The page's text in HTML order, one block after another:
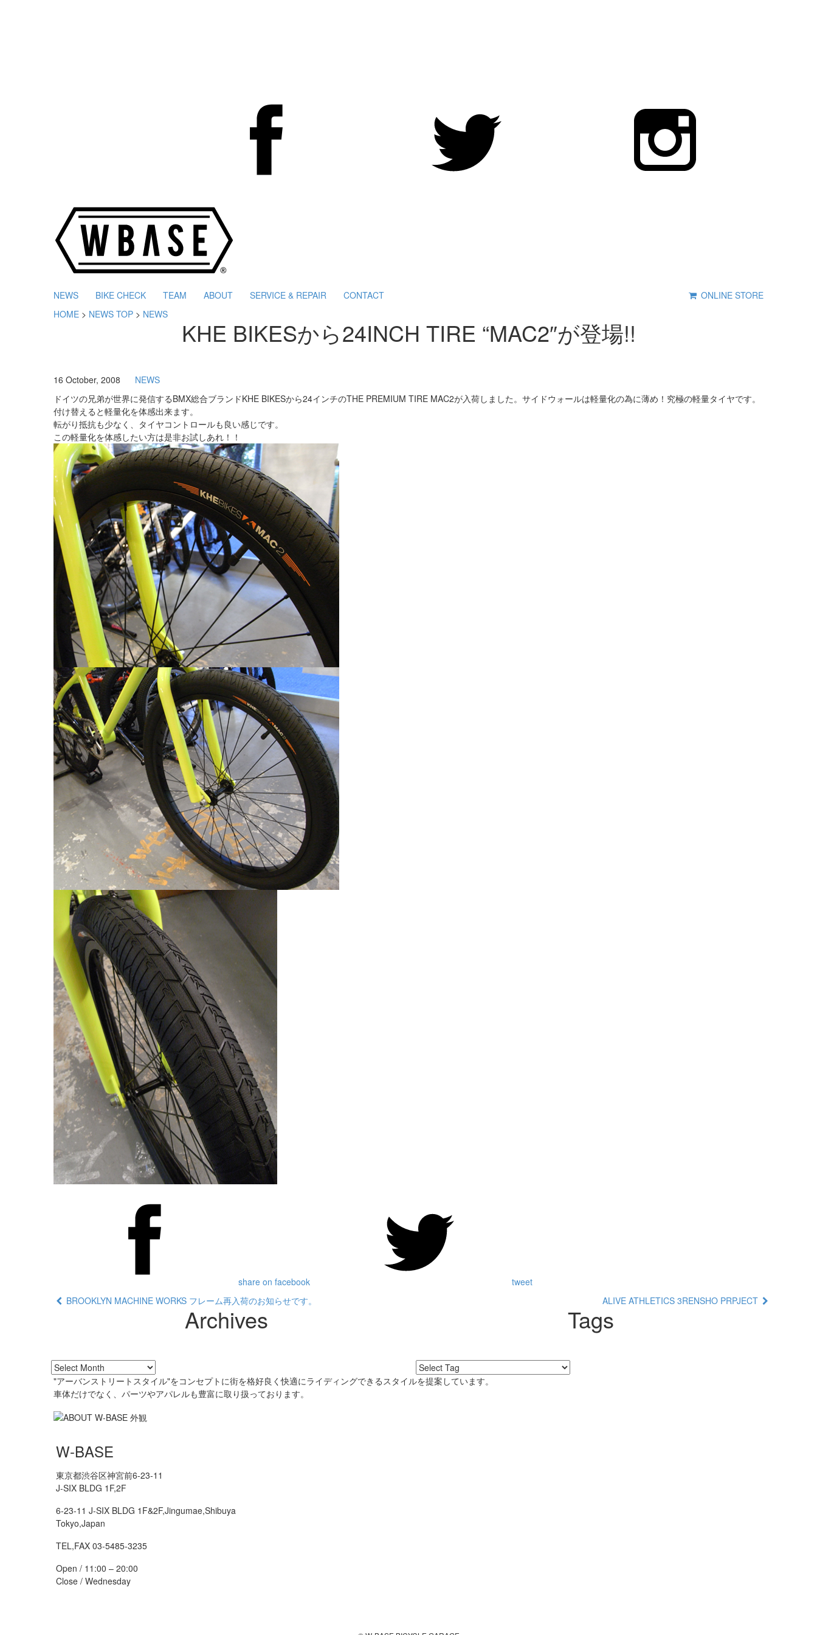
NEWS BIKE CHECK TEAM ABOUT SERVICE & REPAIR CONTACT
ONLINE STORE
HOME > NEWS TOP > NEWS
KHE BIKESから24INCH TIRE “MAC2″が登場!!
16 October, 2008
NEWS
ドイツの兄弟が世界に発信するBMX総合ブランドKHE BIKESから24インチのTHE PREMIUM TIRE MAC2が入荷しました。サイドウォールは軽量化の為に薄め！究極の軽量タイヤです。
付け替えると軽量化を体感出来ます。
転がり抵抗も少なく、タイヤコントロールも良い感じです。
この軽量化を体感したい方は是非お試しあれ！！
share on facebook
tweet
BROOKLYN MACHINE WORKS フレーム再入荷のお知らせです。
ALIVE ATHLETICS 3RENSHO PRPJECT
Archives Tags
"アーバンストリートスタイル"をコンセプトに街を格好良く快適にライディングできるスタイルを提案しています。
車体だけでなく、パーツやアパレルも豊富に取り扱っております。
W-BASE
東京都渋谷区神宮前6-23-11
J-SIX BLDG 1F,2F
6-23-11 J-SIX BLDG 1F&2F,Jingumae,Shibuya
Tokyo,Japan
TEL,FAX 03-5485-3235
Open / 11:00 – 20:00
Close / Wednesday